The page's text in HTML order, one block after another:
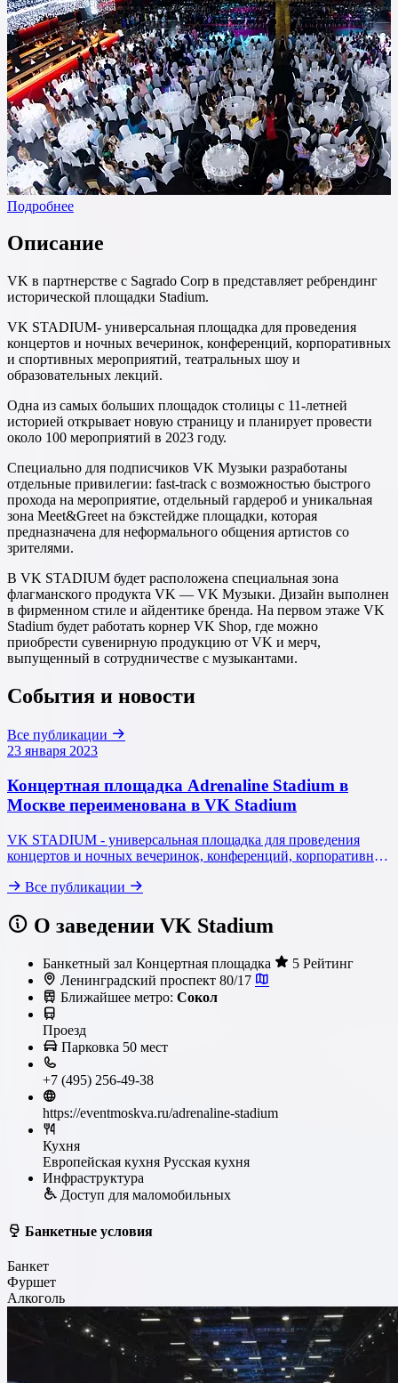
Подробнее
Описание
VK в партнерстве с Sagrado Corp в представляет ребрендинг
исторической площадки Stadium.
VK STADIUM- универсальная площадка для проведения
концертов и ночных вечеринок, конференций, корпоративных
и спортивных мероприятий, театральных шоу и
образовательных лекций.
Одна из самых больших площадок столицы с 11-летней
историей открывает новую страницу и планирует провести
около 100 мероприятий в 2023 году.
Специально для подписчиков VK Музыки разработаны
отдельные привилегии: fast-track c возможностью быстрого
прохода на мероприятие, отдельный гардероб и уникальная
зона Meet&Greet на бэкстейдже площадки, которая
предназначена для неформального общения артистов со
зрителями.
В VK STADIUM будет расположена специальная зона
флагманского продукта VK — VK Музыки. Дизайн выполнен
в фирменном стиле и айдентике бренда. На первом этаже VK
Stadium будет работать корнер VK Shop, где можно
приобрести сувенирную продукцию от VK и мерч,
выпущенный в сотрудничестве с музыкантами.
События и новости
Все публикации
23 января 2023
Концертная площадка Adrenaline Stadium в
Москве переименована в VK Stadium
VK STADIUM - универсальная площадка для проведения
концертов и ночных вечеринок, конференций, корпоративных
образовательных лекций.
Все публикации
О заведении VK Stadium
Банкетный зал Концертная площадка
5 Рейтинг
Ленинградский проспект 80/17
Ближайшее метро: Сокол
Проезд
Парковка 50 мест
+7 (495) 256-49-38
https://eventmoskva.ru/adrenaline-stadium
Кухня
Европейская кухня Русская кухня
Инфраструктура
Доступ для маломобильных
Банкетные условия
Банкет
Фуршет
Алкоголь